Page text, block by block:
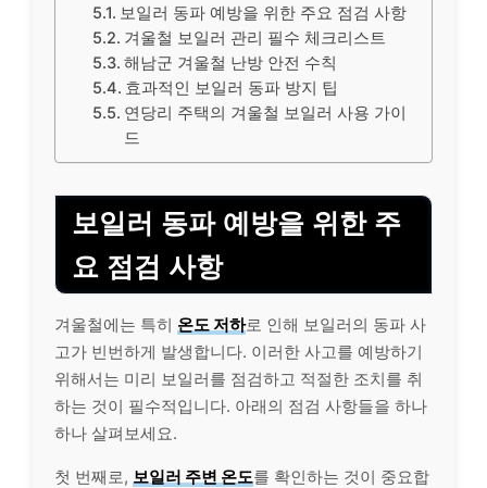
보일러 동파 예방을 위한 주요 점검 사항
겨울철 보일러 관리 필수 체크리스트
해남군 겨울철 난방 안전 수칙
효과적인 보일러 동파 방지 팁
연당리 주택의 겨울철 보일러 사용 가이
드
보일러 동파 예방을 위한 주
요 점검 사항
겨울철에는 특히 온도 저하로 인해 보일러의 동파 사
고가 빈번하게 발생합니다. 이러한 사고를 예방하기
위해서는 미리 보일러를 점검하고 적절한 조치를 취
하는 것이 필수적입니다. 아래의 점검 사항들을 하나
하나 살펴보세요.
첫 번째로, 보일러 주변 온도를 확인하는 것이 중요합